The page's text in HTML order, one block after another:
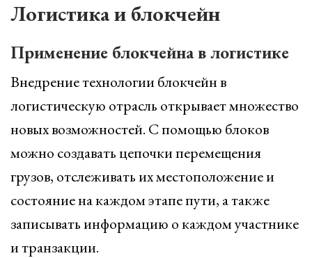
Логистика и блокчейн
Применение блокчейна в логистике
Внедрение технологии блокчейн в
логистическую отрасль открывает множество
новых возможностей. С помощью блоков
можно создавать цепочки перемещения
грузов, отслеживать их местоположение и
состояние на каждом этапе пути, а также
записывать информацию о каждом участнике
и транзакции.